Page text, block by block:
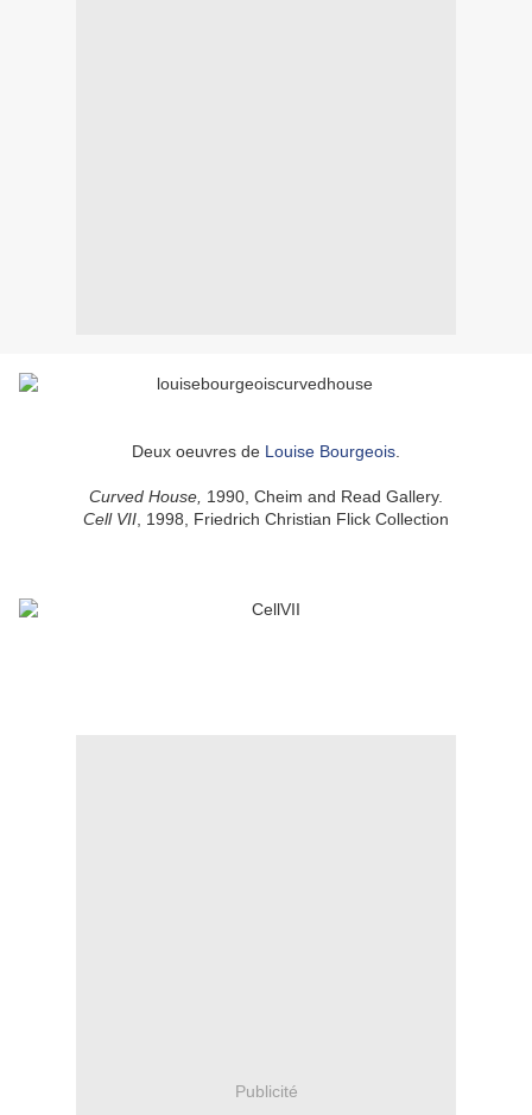
Deux oeuvres de Louise Bourgeois
Curved House, 1990, Cheim and Read Gallery.
Cell VII , 1998, Friedrich Christian Flick Collection
Publicité